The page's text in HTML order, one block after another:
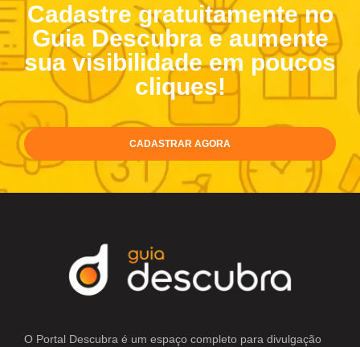
Cadastre gratuitamente no
Guia Descubra e aumente
sua visibilidade em poucos
cliques!
CADASTRAR AGORA
O Portal Descubra é um espaço completo para divulgação